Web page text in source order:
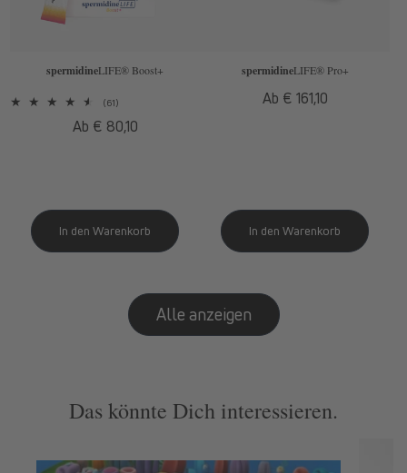
spermidineLIFE® Boost+
(61)61
insgesamt
Normaler
Ab € 80,10
spermidineLIFE® Pro+
Normaler
Ab € 161,10
Alle anzeigen
Das könnte Dich interessieren.